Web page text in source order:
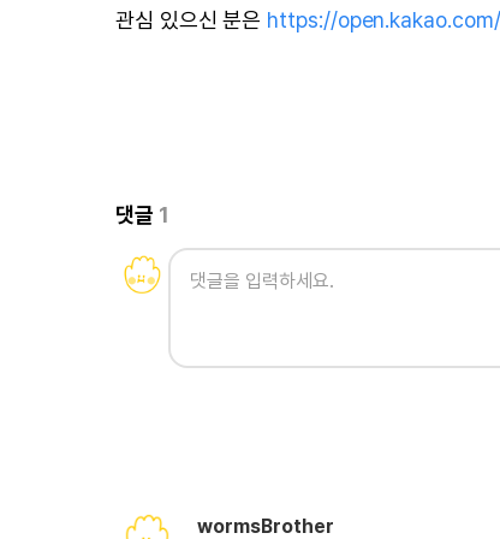
관심 있으신 분은 https://
댓글 1
wormsBrother